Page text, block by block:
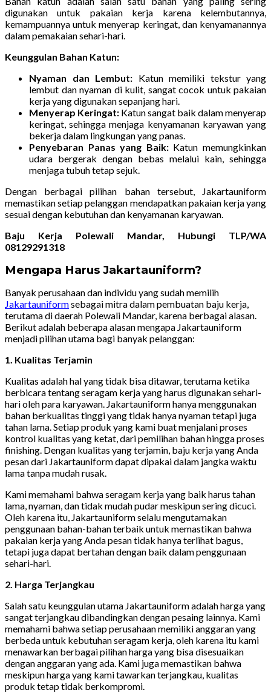
digunakan untuk pakaian kerja karena kelembutannya,
kemampuannya untuk menyerap keringat, dan kenyamanannya
dalam pemakaian sehari-hari.
Keunggulan Bahan Katun:
Nyaman dan Lembut: Katun memiliki tekstur yang
lembut dan nyaman di kulit, sangat cocok untuk pakaian
kerja yang digunakan sepanjang hari.
Menyerap Keringat: Katun sangat baik dalam menyerap
keringat, sehingga menjaga kenyamanan karyawan yang
bekerja dalam lingkungan yang panas.
Penyebaran Panas yang Baik:Katun memungkinkan
udara bergerak dengan bebas melalui kain, sehingga
menjaga tubuh tetap sejuk.
Dengan berbagai pilihan bahan tersebut, Jakartauniform
memastikan setiap pelanggan mendapatkan pakaian kerja yang
sesuai dengan kebutuhan dan kenyamanan karyawan.
Baju Kerja Polewali Mandar, Hubungi TLP/WA
08129291318
Mengapa Harus Jakartauniform?
Banyak perusahaan dan individu yang sudah memilih
Jakartauniformsebagai mitra dalam pembuatan baju kerja,
terutama di daerah Polewali Mandar, karena berbagai alasan.
Berikut adalah beberapa alasan mengapa Jakartauniform
menjadi pilihan utama bagi banyak pelanggan:
1. Kualitas Terjamin
Kualitas adalah hal yang tidak bisa ditawar, terutama ketika
berbicara tentang seragam kerja yang harus digunakan sehari-
hari oleh para karyawan. Jakartauniform hanya menggunakan
bahan berkualitas tinggi yang tidak hanya nyaman tetapi juga
tahan lama. Setiap produk yang kami buat menjalani proses
kontrol kualitas yang ketat, dari pemilihan bahan hingga proses
finishing. Dengan kualitas yang terjamin, baju kerja yang Anda
pesan dari Jakartauniform dapat dipakai dalam jangka waktu
lama tanpa mudah rusak.
Kami memahami bahwa seragam kerja yang baik harus tahan
lama, nyaman, dan tidak mudah pudar meskipun sering dicuci.
Oleh karena itu, Jakartauniform selalu mengutamakan
penggunaan bahan-bahan terbaik untuk memastikan bahwa
pakaian kerja yang Anda pesan tidak hanya terlihat bagus,
tetapi juga dapat bertahan dengan baik dalam penggunaan
sehari-hari.
2. Harga Terjangkau
Salah satu keunggulan utama Jakartauniform adalah harga yang
sangat terjangkau dibandingkan dengan pesaing lainnya. Kami
memahami bahwa setiap perusahaan memiliki anggaran yang
berbeda untuk kebutuhan seragam kerja, oleh karena itu kami
menawarkan berbagai pilihan harga yang bisa disesuaikan
dengan anggaran yang ada. Kami juga memastikan bahwa
meskipun harga yang kami tawarkan terjangkau, kualitas
produk tetap tidak berkompromi.